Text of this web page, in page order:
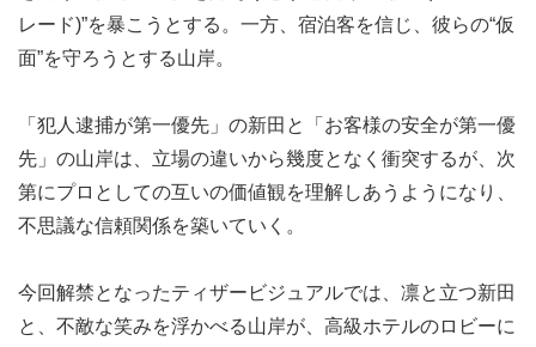
レード)”を暴こうとする。一方、宿泊客を信じ、彼らの“仮
面”を守ろうとする山岸。
「犯人逮捕が第一優先」の新田と「お客様の安全が第一優
先」の山岸は、立場の違いから幾度となく衝突するが、次
第にプロとしての互いの価値観を理解しあうようになり、
不思議な信頼関係を築いていく。
今回解禁となったティザービジュアルでは、凛と立つ新田
と、不敵な笑みを浮かべる山岸が、高級ホテルのロビーに